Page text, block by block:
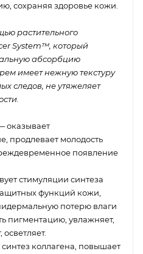
сохраняя здоровье кожи.
растительного
System™, который
абсорбцию
имеет нежную текстуру
следов, не утяжеляет
оказывает
продлевает молодость
появление
стимуляции синтеза
функций кожи,
потерю влаги
пигментацию, увлажняет,
коллагена, повышает